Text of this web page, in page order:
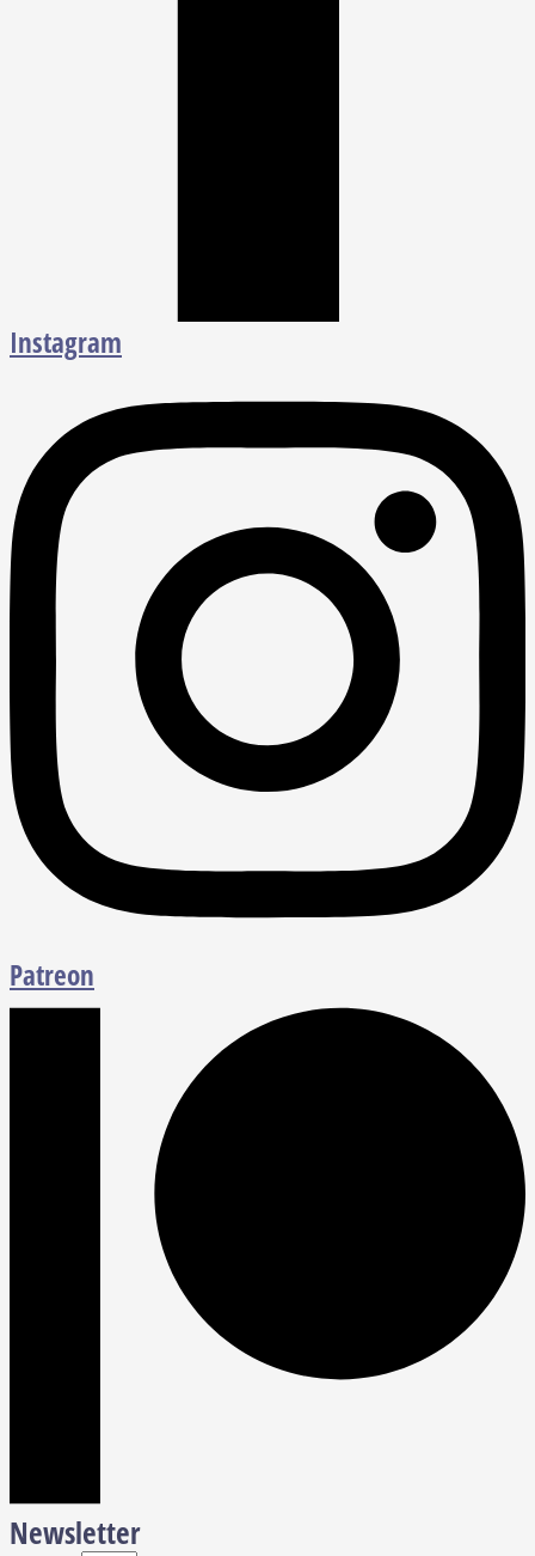
Instagram
Patreon
Newsletter